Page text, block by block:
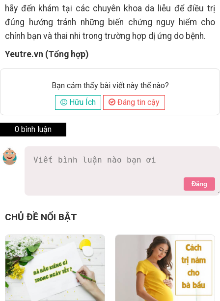
hãy đến khám tại các chuyên khoa da liễu để điều trị
đúng hướng tránh những biến chứng nguy hiểm cho
chính bạn và thai nhi trong trường hợp dị ứng do bệnh.
Yeutre.vn (Tổng hợp)
Bạn cảm thấy bài viết này thế nào?
Hữu Ích
Đáng tin cậy
0 bình luận
Đăng
CHỦ ĐỀ NỔI BẬT